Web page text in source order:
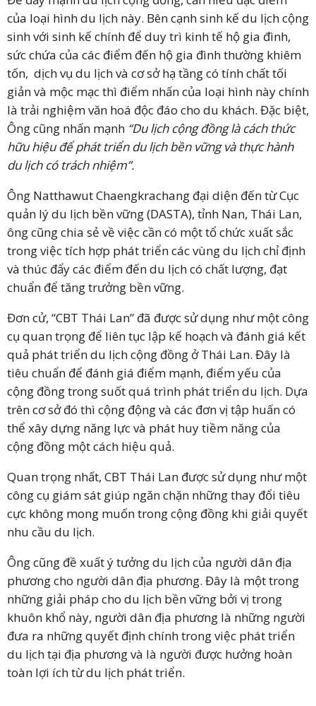
của loại hình du lịch này. Bên cạnh sinh kế du lịch cộng
sinh với sinh kế chính để duy trì kinh tế hộ gia đình,
sức chứa của các điểm đến hộ gia đình thường khiêm
tốn, dịch vụ du lịch và cơ sở hạ tầng có tính chất tối
giản và mộc mạc thì điểm nhấn của loại hình này chính
là trải nghiệm văn hoá độc đáo cho du khách. Đặc biệt,
Ông cũng nhấn mạnh “Du lịch cộng đồng là cách thức
hữu hiệu để phát triển du lịch bền vững và thực hành
du lịch có trách nhiệm”.
Ông Natthawut Chaengkrachang đại diện đến từ Cục
quản lý du lịch bền vững (DASTA), tỉnh Nan, Thái Lan,
ông cũng chia sẻ về việc cần có một tổ chức xuất sắc
trong việc tích hợp phát triển các vùng du lịch chỉ định
và thúc đẩy các điểm đến du lịch có chất lượng, đạt
chuẩn để tăng trưởng bền vững.
Đơn cử, “CBT Thái Lan” đã được sử dụng như một công
cụ quan trọng để liên tục lập kế hoạch và đánh giá kết
quả phát triển du lịch cộng đồng ở Thái Lan. Đây là
tiêu chuẩn để đánh giá điểm mạnh, điểm yếu của
cộng đồng trong suốt quá trình phát triển du lịch. Dựa
trên cơ sở đó thì cộng động và các đơn vị tập huấn có
thể xây dựng năng lực và phát huy tiềm năng của
cộng đồng một cách hiệu quả.
Quan trọng nhất, CBT Thái Lan được sử dụng như một
công cụ giám sát giúp ngăn chặn những thay đổi tiêu
cực không mong muốn trong cộng đồng khi giải quyết
nhu cầu du lịch.
Ông cũng đề xuất ý tưởng du lịch của người dân địa
phương cho người dân địa phương. Đây là một trong
những giải pháp cho du lịch bền vững bởi vị trong
khuôn khổ này, người dân địa phương là những người
đưa ra những quyết định chính trong việc phát triển
du lịch tại địa phương và là người được hưởng hoàn
toàn lợi ích từ du lịch phát triển.